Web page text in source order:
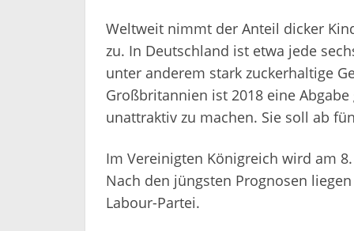
Weltweit nimmt der Anteil dicker
zu. In Deutschland ist etwa jede
unter anderem stark zuckerhaltige
Großbritannien ist 2018 eine
unattraktiv zu machen. Sie soll ab
Im Vereinigten Königreich wird am
Nach den jüngsten Prognosen
Labour-Partei.